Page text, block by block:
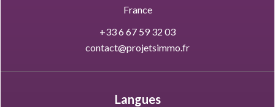
France
+33 6 67 59 32 03
contact@projetsimmo.fr
Langues